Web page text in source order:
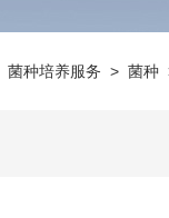
菌种培养服务 > 菌种